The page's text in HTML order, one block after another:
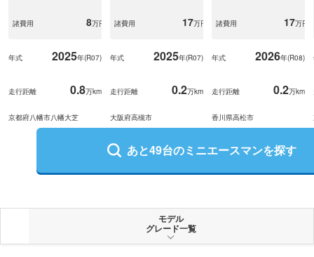
諸費用 8万円
年式 2025年(R07)
走行距離 0.8万km
京都府八幡市八幡大芝
諸費用 17万円
年式 2025年(R07)
走行距離 0.2万km
大阪府高槻市
諸費用 17万円
年式 2026年(R08)
走行距離 0.2万km
香川県高松市
あと49台のミニエースマンを探す
モデル
グレード一覧